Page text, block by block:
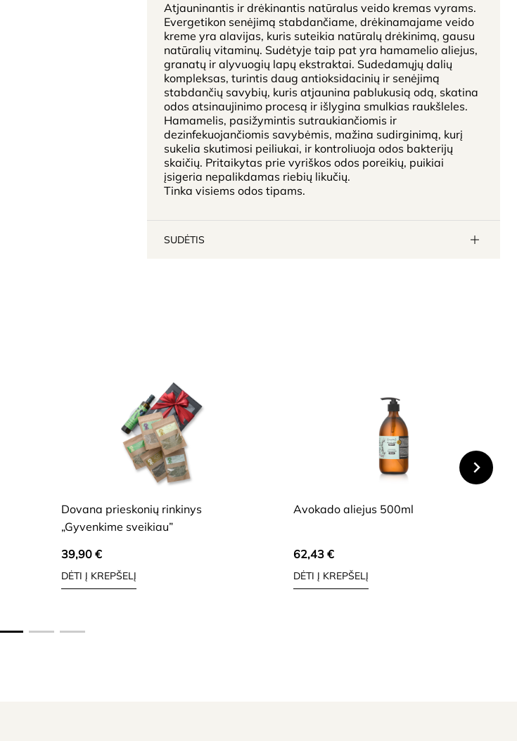
Atjauninantis ir drėkinantis natūralus veido kremas vyrams.
Evergetikon senėjimą stabdančiame, drėkinamajame veido
kreme yra alavijas, kuris suteikia natūralų drėkinimą, gausu
natūralių vitaminų. Sudėtyje taip pat yra hamamelio aliejus,
granatų ir alyvuogių lapų ekstraktai. Sudedamųjų dalių
kompleksas, turintis daug antioksidacinių ir senėjimą
stabdančių savybių, kuris atjaunina pablukusią odą, skatina
odos atsinaujinimo procesą ir išlygina smulkias raukšleles.
Hamamelis, pasižymintis sutraukiančiomis ir
dezinfekuojančiomis savybėmis, mažina sudirginimą, kurį
sukelia skutimosi peiliukai, ir kontroliuoja odos bakterijų
skaičių. Pritaikytas prie vyriškos odos poreikių, puikiai
įsigeria nepalikdamas riebių likučių.
Tinka visiems odos tipams.
SUDĖTIS
Dovana prieskonių rinkinys
„Gyvenkime sveikiau”
39,90 €
DĖTI Į KREPŠELĮ
Avokado aliejus 500ml
62,43 €
DĖTI Į KREPŠELĮ